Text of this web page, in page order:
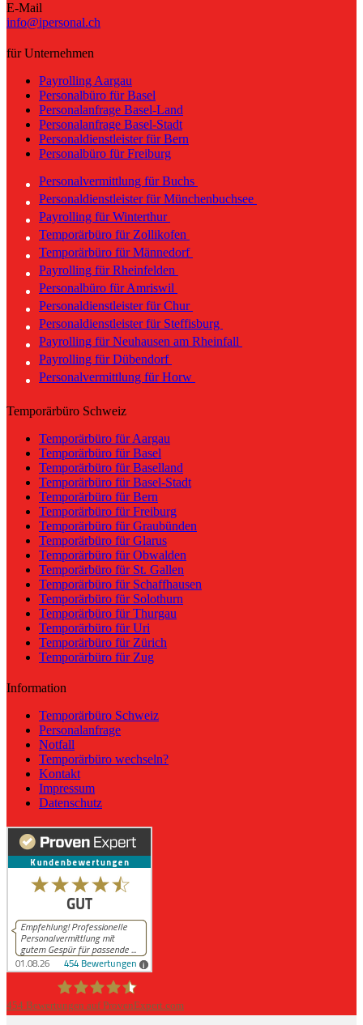
E-Mail
info@ipersonal.ch
für Unternehmen
Payrolling Aargau
Personalbüro für Basel
Personalanfrage Basel-Land
Personalanfrage Basel-Stadt
Personaldienstleister für Bern
Personalbüro für Freiburg
Personalvermittlung für Buchs
Personaldienstleister für Münchenbuchsee
Payrolling für Winterthur
Temporärbüro für Zollikofen
Temporärbüro für Männedorf
Payrolling für Rheinfelden
Personalbüro für Amriswil
Personaldienstleister für Chur
Personaldienstleister für Steffisburg
Payrolling für Neuhausen am Rheinfall
Payrolling für Dübendorf
Personalvermittlung für Horw
Temporärbüro Schweiz
Temporärbüro für Aargau
Temporärbüro für Basel
Temporärbüro für Baselland
Temporärbüro für Basel-Stadt
Temporärbüro für Bern
Temporärbüro für Freiburg
Temporärbüro für Graubünden
Temporärbüro für Glarus
Temporärbüro für Obwalden
Temporärbüro für St. Gallen
Temporärbüro für Schaffhausen
Temporärbüro für Solothurn
Temporärbüro für Thurgau
Temporärbüro für Uri
Temporärbüro für Zürich
Temporärbüro für Zug
Information
Temporärbüro Schweiz
Personalanfrage
Notfall
Temporärbüro wechseln?
Kontakt
Impressum
Datenschutz
454 Bewertungen auf ProvenExpert.com